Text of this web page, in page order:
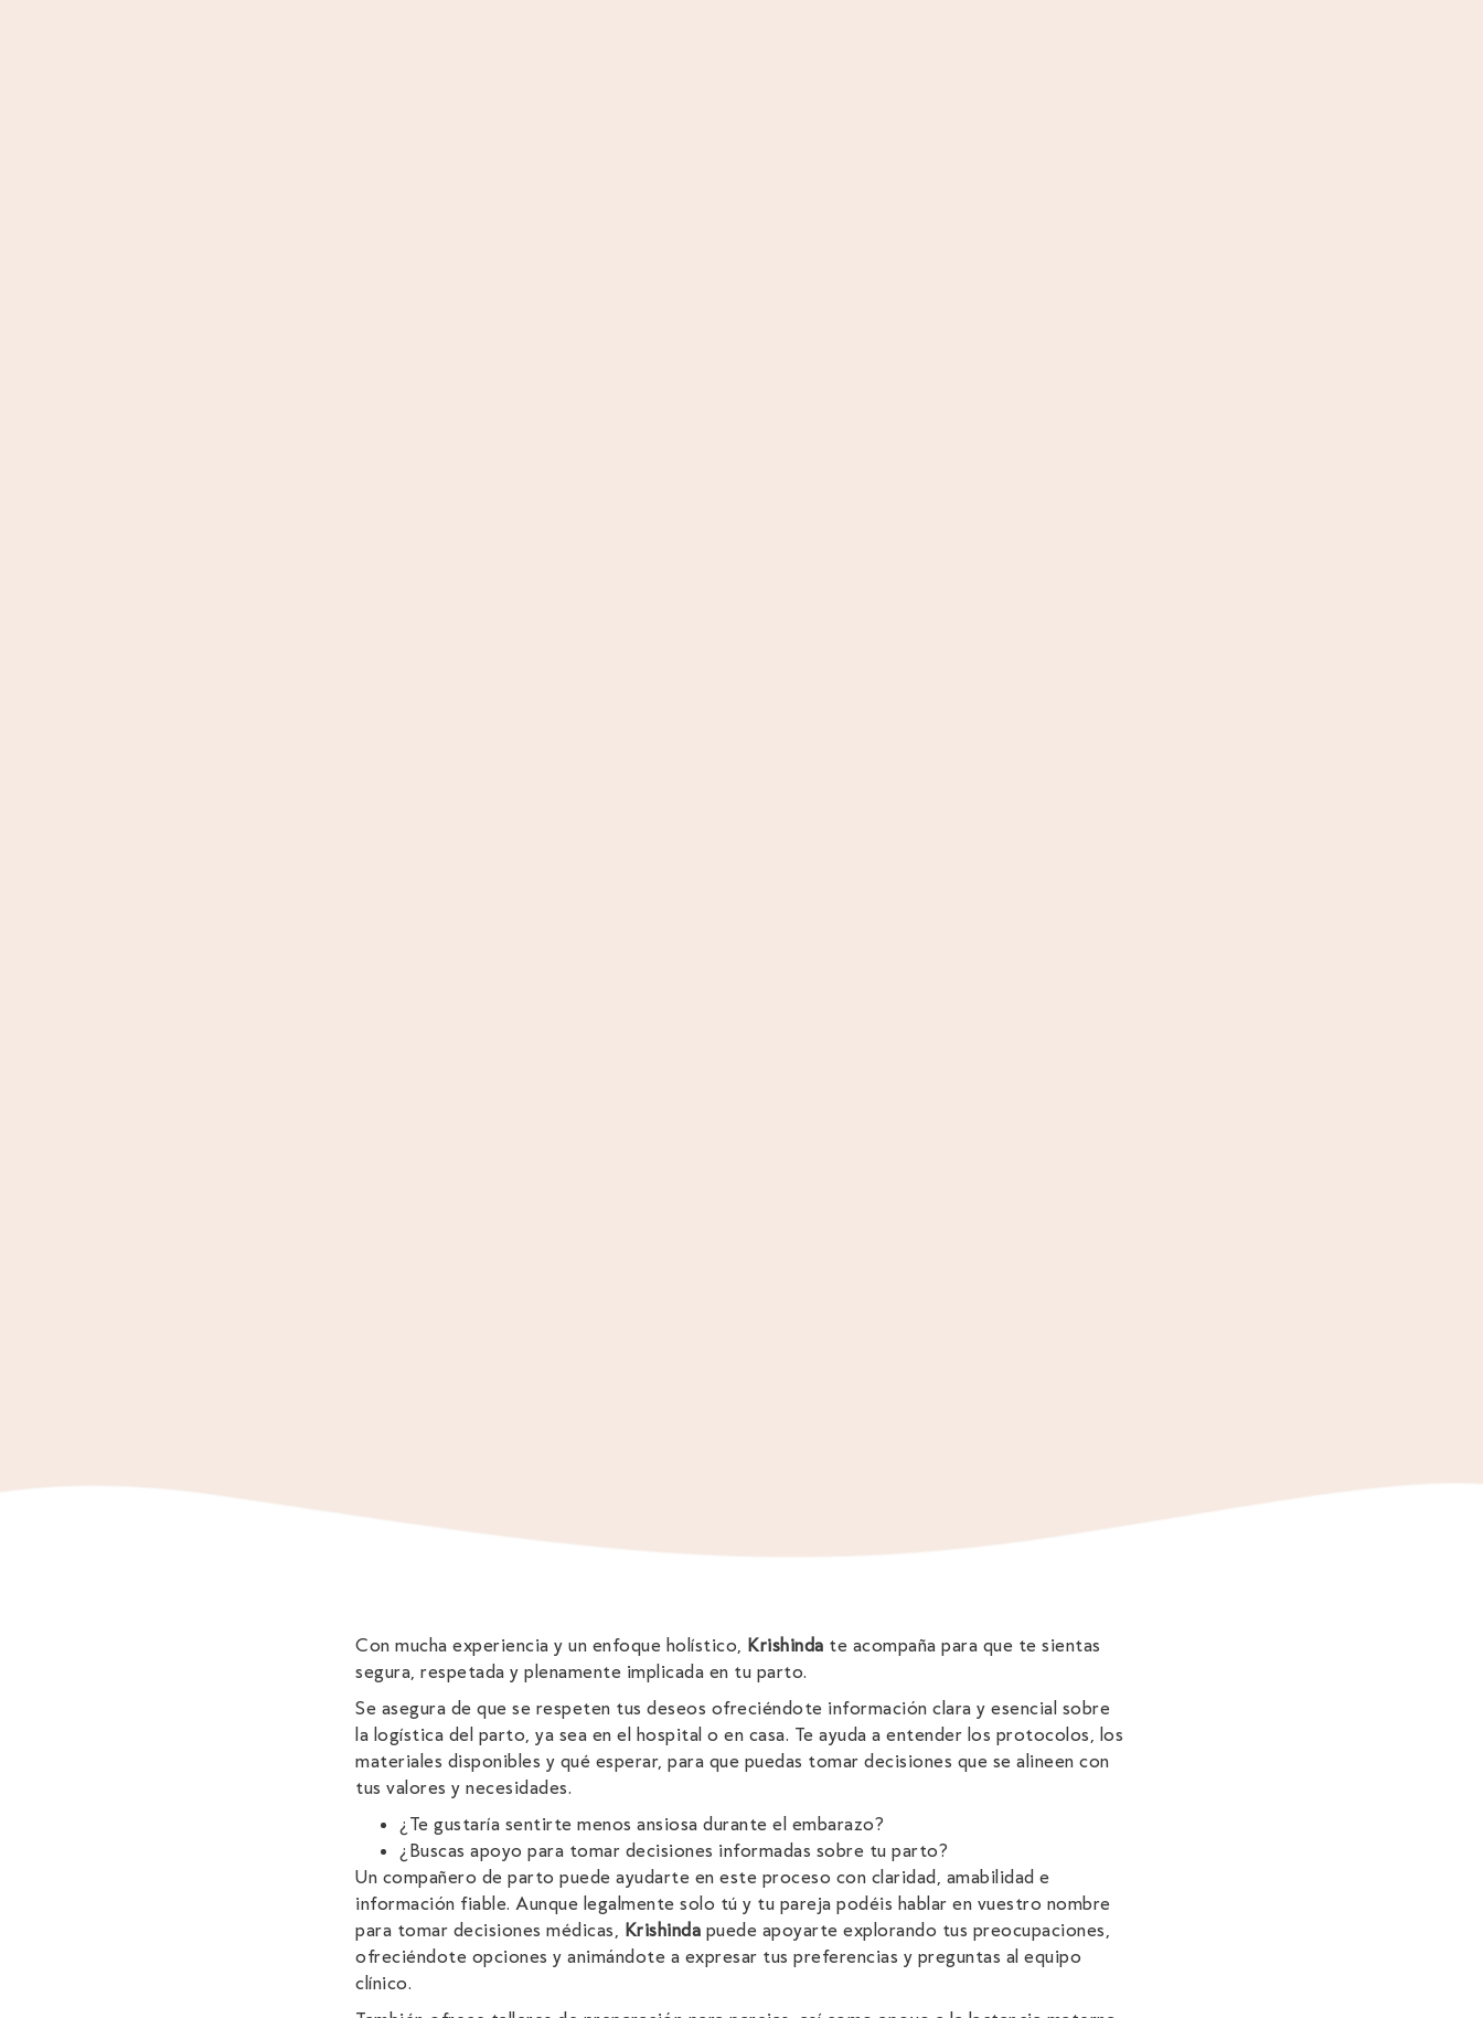
Con mucha experiencia y un enfoque holístico, Krishinda te acompaña para que te sientas
segura, respetada y plenamente implicada en tu parto.
Se asegura de que se respeten tus deseos ofreciéndote información clara y esencial sobre
la logística del parto, ya sea en el hospital o en casa. Te ayuda a entender los protocolos, los
materiales disponibles y qué esperar, para que puedas tomar decisiones que se alineen con
tus valores y necesidades.
¿Te gustaría sentirte menos ansiosa durante el embarazo?
¿Buscas apoyo para tomar decisiones informadas sobre tu parto?
Un compañero de parto puede ayudarte en este proceso con claridad, amabilidad e
información fiable. Aunque legalmente solo tú y tu pareja podéis hablar en vuestro nombre
para tomar decisiones médicas, Krishinda puede apoyarte explorando tus preocupaciones,
ofreciéndote opciones y animándote a expresar tus preferencias y preguntas al equipo
clínico.